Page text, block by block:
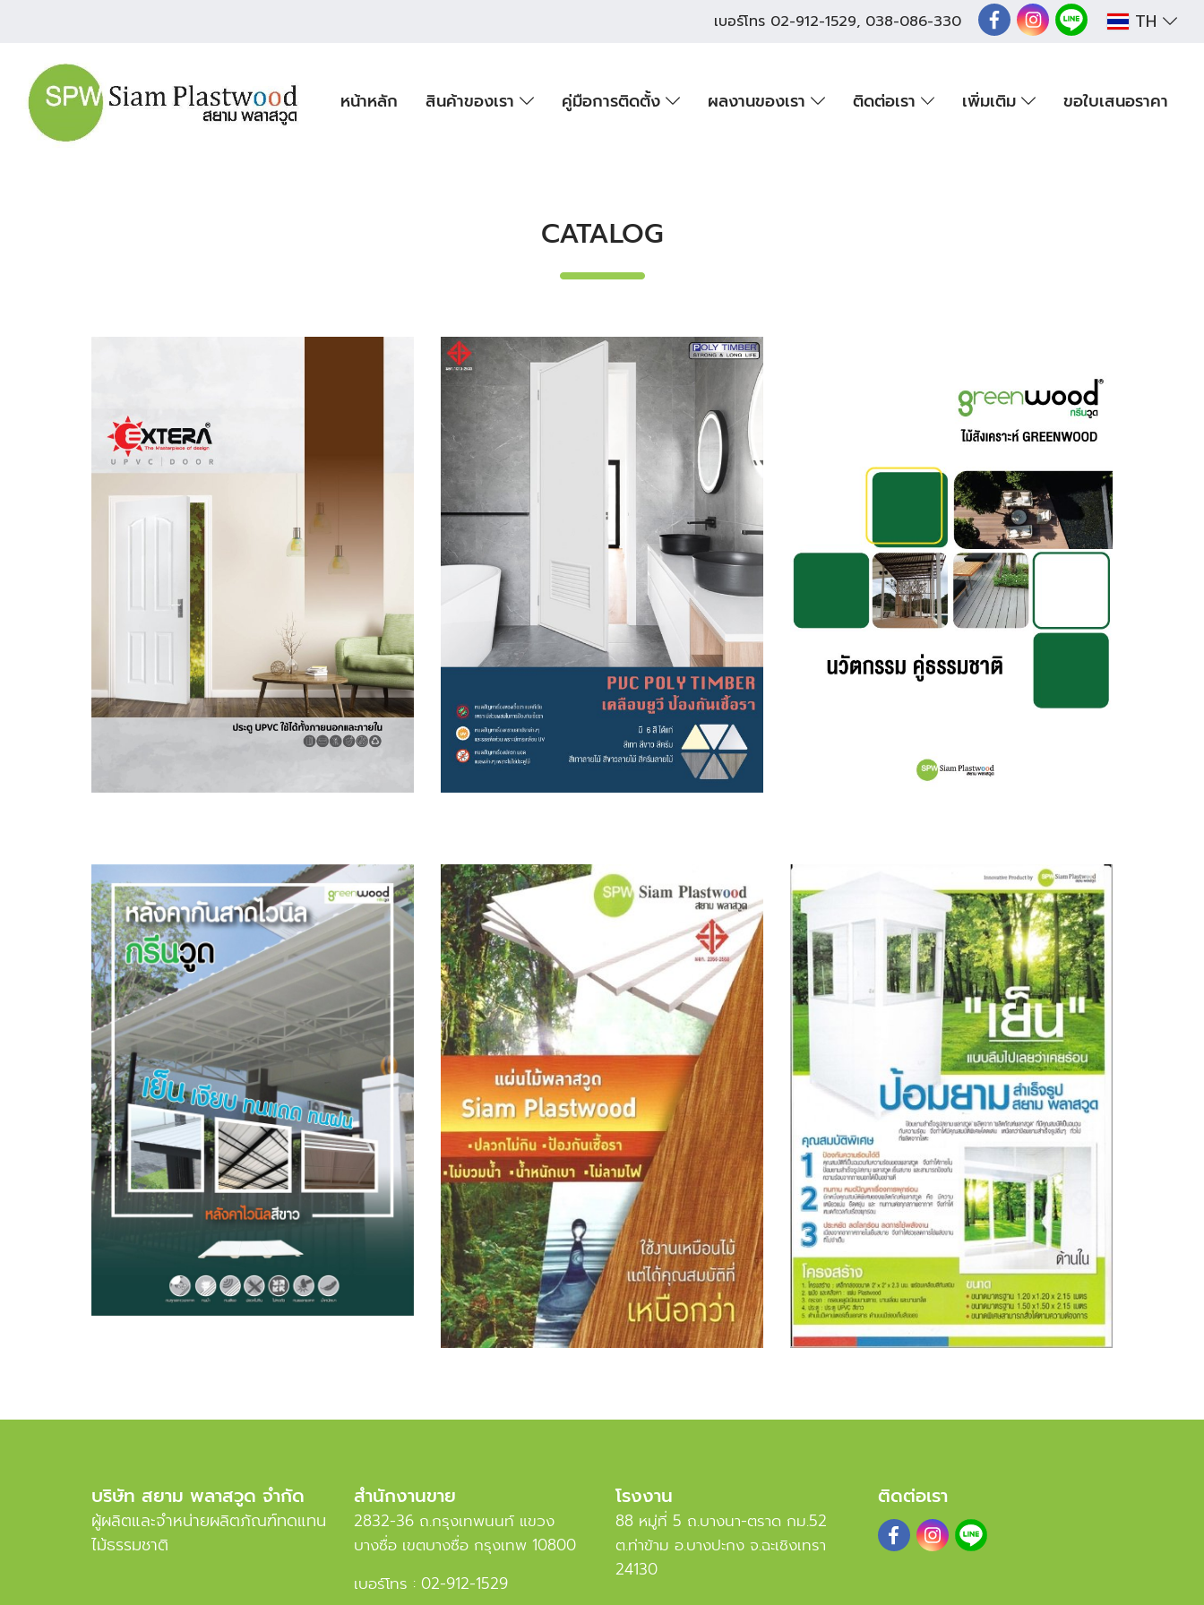
เบอร์โทร 02-912-1529, 038-086-330 TH
หน้าหลัก สินค้าของเรา คู่มือการติดตั้ง ผลงานของเรา ติดต่อเรา เพิ่มเติม ขอใบเสนอราคา
CATALOG
บริษัท สยาม พลาสวูด จำกัด
ผู้ผลิตและจำหน่ายผลิตภัณฑ์ทดแทน
ไม้ธรรมชาติ
สำนักงานขาย
2832-36 ถ.กรุงเทพนนท์ แขวง
บางซื่อ เขตบางซื่อ กรุงเทพ 10800
เบอร์โทร : 02-912-1529
โรงงาน
88 หมู่ที่ 5 ถ.บางนา-ตราด กม.52
ต.ท่าข้าม อ.บางปะกง จ.ฉะเชิงเทรา
24130
ติดต่อเรา